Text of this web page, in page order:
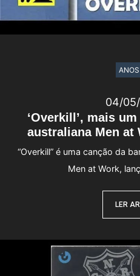
‘Overkill’, mais
australiana Men at
04/
“Overkill” é uma canção da
Men at Work,
LER